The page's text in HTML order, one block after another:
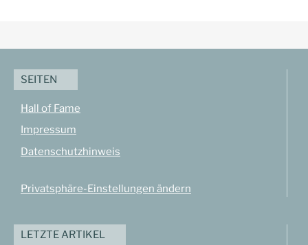
SEITEN
Hall of Fame
Impressum
Datenschutzhinweis
Privatsphäre-Einstellungen ändern
LETZTE ARTIKEL